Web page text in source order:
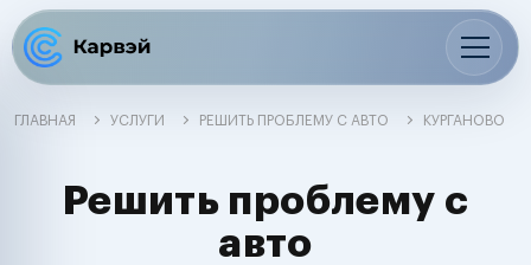
ГЛАВНАЯ УСЛУГИ РЕШИТЬ ПРОБЛЕМУ С АВТО КУРГАНОВО
Решить проблему с
авто